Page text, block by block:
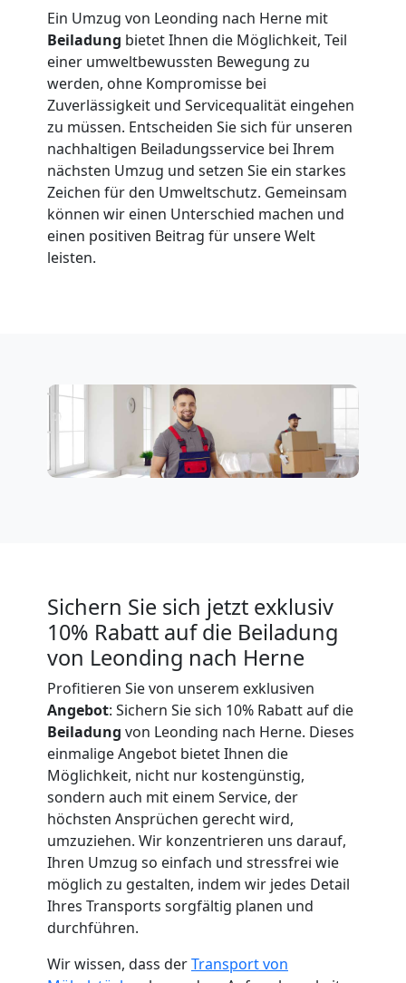
Ein Umzug von Leonding nach Herne mit
Beiladung bietet Ihnen die Möglichkeit, Teil
einer umweltbewussten Bewegung zu
werden, ohne Kompromisse bei
Zuverlässigkeit und Servicequalität eingehen
zu müssen. Entscheiden Sie sich für unseren
nachhaltigen Beiladungsservice bei Ihrem
nächsten Umzug und setzen Sie ein starkes
Zeichen für den Umweltschutz. Gemeinsam
können wir einen Unterschied machen und
einen positiven Beitrag für unsere Welt
leisten.
Sichern Sie sich jetzt exklusiv
10% Rabatt auf die Beiladung
von Leonding nach Herne
Profitieren Sie von unserem exklusiven
Angebot: Sichern Sie sich 10% Rabatt auf die
Beiladung von Leonding nach Herne. Dieses
einmalige Angebot bietet Ihnen die
Möglichkeit, nicht nur kostengünstig,
sondern auch mit einem Service, der
höchsten Ansprüchen gerecht wird,
umzuziehen. Wir konzentrieren uns darauf,
Ihren Umzug so einfach und stressfrei wie
möglich zu gestalten, indem wir jedes Detail
Ihres Transports sorgfältig planen und
durchführen.
Wir wissen, dass derTransport von
für
Senioren
Leonding
Fernumzug
Leonding
Büroumzug
Leonding
Tragehilfe
Leonding
Kleiner
Umzug
Leonding
Küchenumzug